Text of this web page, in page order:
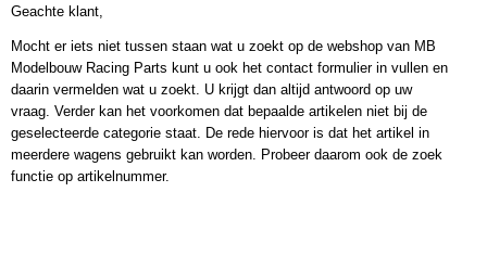
Geachte klant,
Mocht er iets niet tussen staan wat u zoekt op de webshop van MB
Modelbouw Racing Parts kunt u ook het contact formulier in vullen en
daarin vermelden wat u zoekt. U krijgt dan altijd antwoord op uw
vraag. Verder kan het voorkomen dat bepaalde artikelen niet bij de
geselecteerde categorie staat. De rede hiervoor is dat het artikel in
meerdere wagens gebruikt kan worden. Probeer daarom ook de zoek
functie op artikelnummer.